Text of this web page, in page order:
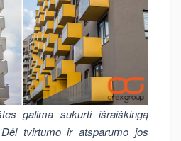
galima sukurti išraiškingą
tvirtumo ir atsparumo jos